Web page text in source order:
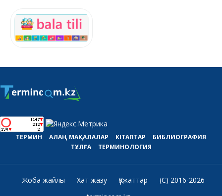
ТЕРМИН АЛАҢ МАҚАЛАЛАР КІТАПТАР
БИБЛИОГРАФИЯ
ТҰЛҒА
ТЕРМИНОЛОГИЯ
Жоба жайлы Хат жазу Құжаттар
(C) 2016-2026